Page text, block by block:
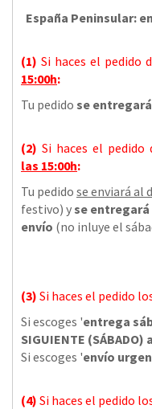
España Peninsular:
(1)Si haces el pedido
15:00h:
Tu pedido se
(2) Si haces el pedido
las 15:00h:
Tu pedido se enviará al
festivo) yse entregará
envío (no inluye el
(3) Si haces el pedido
Si escoges 'entrega
SIGUIENTE
Si escoges 'envío
(4) Si haces el pedido